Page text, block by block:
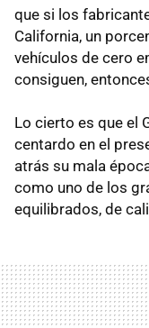
que si los
California, un
vehículos de cero
consiguen,
Lo cierto es que el
centardo en el
atrás su mala
como uno de los
equilibrados, de